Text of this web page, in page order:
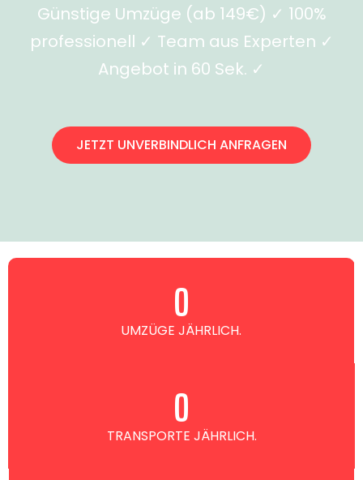
Günstige Umzüge (ab 149€) ✓ 100%
professionell ✓ Team aus Experten ✓
Angebot in 60 Sek. ✓
JETZT UNVERBINDLICH ANFRAGEN
UMZÜGE JÄHRLICH.
0
TRANSPORTE JÄHRLICH.
0